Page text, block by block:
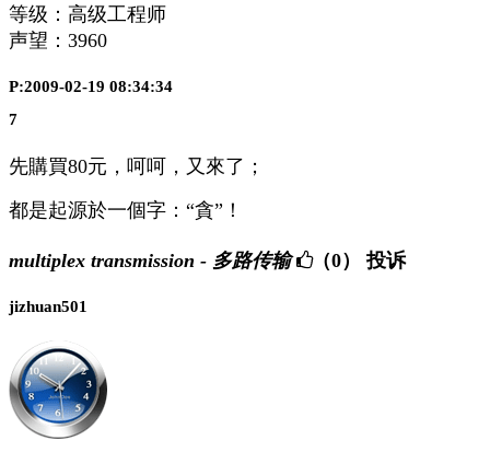
等级：高级工程师
声望： 3960
P:2009-02-19 08:34:34
7
先購買80元，呵呵，又來了；
都是起源於一個字：“貪”！
multiplex transmission - 多路传输 （0） 投诉
jizhuan501